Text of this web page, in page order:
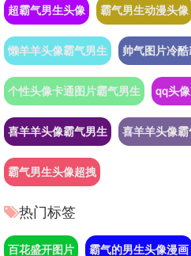
超霸气男生头像 霸气男生动漫头像
懒羊羊头像霸气男生 帅气图片冷
个性头像卡通图片霸气男生 qq头
喜羊羊头像霸气男生 喜羊羊头像
霸气男生头像超拽
热门标签
百花盛开图片 霸气的男生头像漫画